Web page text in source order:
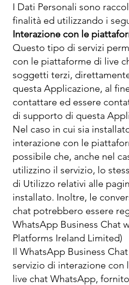
I Dati Personali sono
finalità ed utilizzando i
Interazione con le
Questo tipo di servizi
con le piattaforme di live
soggetti terzi,
questa Applicazione, al
contattare ed essere
di supporto di questa
Nel caso in cui sia
interazione con le
possibile che, anche nel
utilizzino il servizio, lo
di Utilizzo relativi alle
installato. Inoltre, le
chat potrebbero essere
WhatsApp Business Chat
Platforms Ireland Limited)
Il WhatsApp Business
servizio di interazione con
live chat WhatsApp,